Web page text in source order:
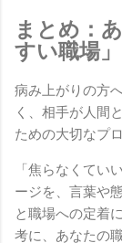
まとめ：
すい職場
病み上がりの方
く、相手が人間
ための大切なプ
「焦らなくてい
ージを、言葉や
と職場への定着
考に、あなたの